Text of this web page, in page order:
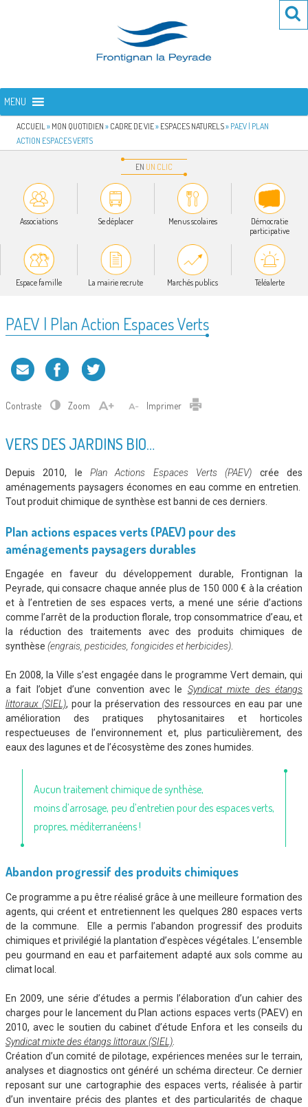
FRONTIGNAN LA PEYRADE
MENU
ACCUEIL » MON QUOTIDIEN » CADRE DE VIE» ESPACES NATURELS» PAEV | PLAN
ACTION ESPACES VERTS
EN UN CLIC
Associations Se déplacer Menus scolaires
Démocratie
participative
Espace famille La mairie recrute Marchés publics Téléalerte
PAEV | Plan Action Espaces Verts
Contraste Zoom Imprimer
VERS DES JARDINS BIO…
Depuis 2010, le Plan Actions Espaces Verts (PAEV) crée des
aménagements paysagers économes en eau comme en entretien.
Tout produit chimique de synthèse est banni de ces derniers.
Plan actions espaces verts (PAEV) pour des
aménagements paysagers durables
Engagée en faveur du développement durable, Frontignan la
Peyrade, qui consacre chaque année plus de 150 000 € à la création
et à l’entretien de ses espaces verts, a mené une série d’actions
comme l’arrêt de la production florale, trop consommatrice d’eau, et
la réduction des traitements avec des produits chimiques de
synthèse (engrais, pesticides, fongicides et herbicides)
En 2008, la Ville s’est engagée dans le programme Vert demain, qui
a fait l’objet d’une convention avec le Syndicat mixte des étangs
littoraux (SIEL), pour la préservation des ressources en eau par une
amélioration des pratiques phytosanitaires et horticoles
respectueuses de l’environnement et, plus particulièrement, des
eaux des lagunes et de l’écosystème des zones humides.
Aucun traitement chimique de synthèse,
moins d’arrosage, peu d’entretien pour des espaces verts,
propres, méditerranéens !
Abandon progressif des produits chimiques
Ce programme a pu être réalisé grâce à une meilleure formation des
agents, qui créent et entretiennent les quelques 280 espaces verts
de la commune. Elle a permis l’abandon progressif des produits
chimiques et privilégié la plantation d’espèces végétales. L’ensemble
peu gourmand en eau et parfaitement adapté aux sols comme au
climat local.
En 2009, une série d’études a permis l’élaboration d’un cahier des
charges pour le lancement du Plan actions espaces verts (PAEV) en
2010, avec le soutien du cabinet d’étude Enfora et les conseils du
Syndicat mixte des étangs littoraux (SIEL)
Création d’un comité de pilotage, expériences menées sur le terrain,
analyses et diagnostics ont généré un schéma directeur. Ce dernier
reposant sur une cartographie des espaces verts, réalisée à partir
d’un inventaire précis des plantes et des particularités de chaque